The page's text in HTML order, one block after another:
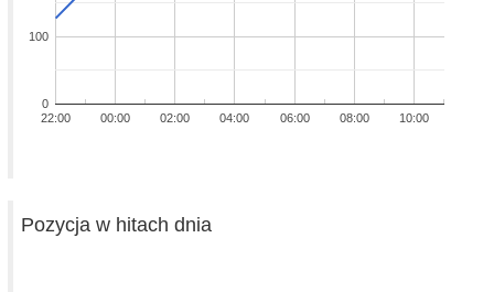
22:00 00:00 02:00 04:00 06:00 08:00 10:00
0
100
Pozycja w hitach dnia